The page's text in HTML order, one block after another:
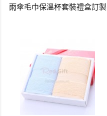
雨傘毛巾保溫杯套裝禮盒訂製